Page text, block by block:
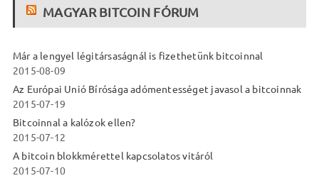
MAGYAR BITCOIN FÓRUM
Már a lengyel légitársaságnál is fizethetünk bitcoinnal
2015-08-09
Az Európai Unió Bírósága adómentességet javasol a bitcoinnak
2015-07-19
Bitcoinnal a kalózok ellen?
2015-07-12
A bitcoin blokkmérettel kapcsolatos vitáról
2015-07-10